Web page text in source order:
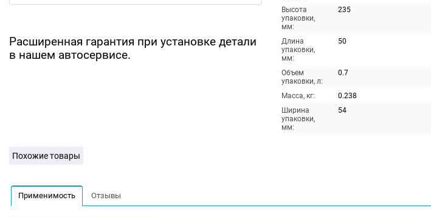
Расширенная гарантия при установке детали
в нашем автосервисе.
Высота
упаковки,
мм:
235
Длина
упаковки,
мм:
50
Объем
упаковки, л:
0.7
Масса, кг:
0.238
Ширина
упаковки,
мм:
54
Похожие товары
Применимость Отзывы